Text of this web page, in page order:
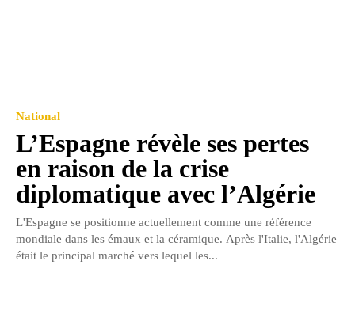
National
L’Espagne révèle ses pertes
en raison de la crise
diplomatique avec l’Algérie
L'Espagne se positionne actuellement comme une référence
mondiale dans les émaux et la céramique. Après l'Italie, l'Algérie
était le principal marché vers lequel les...